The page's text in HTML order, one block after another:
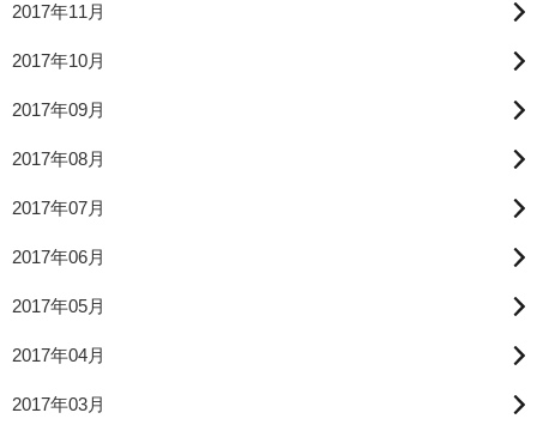
2017年11月
2017年10月
2017年09月
2017年08月
2017年07月
2017年06月
2017年05月
2017年04月
2017年03月